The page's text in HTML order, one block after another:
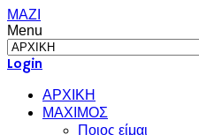
ΜΑΖΙ
Menu
Login
ΑΡΧΙΚΗ
ΜΑΧΙΜΟΣ
Ποιος είμαι